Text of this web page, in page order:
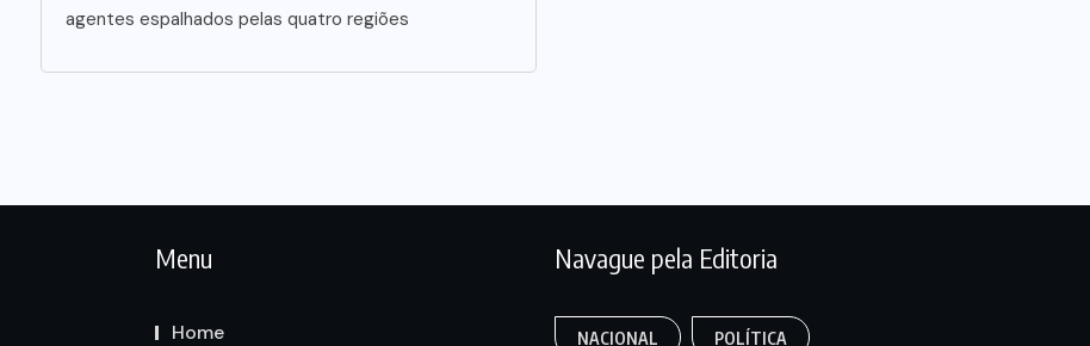
agentes espalhados pelas quatro regiões
Menu
Home
Navague pela Editoria
NACIONAL POLÍTICA